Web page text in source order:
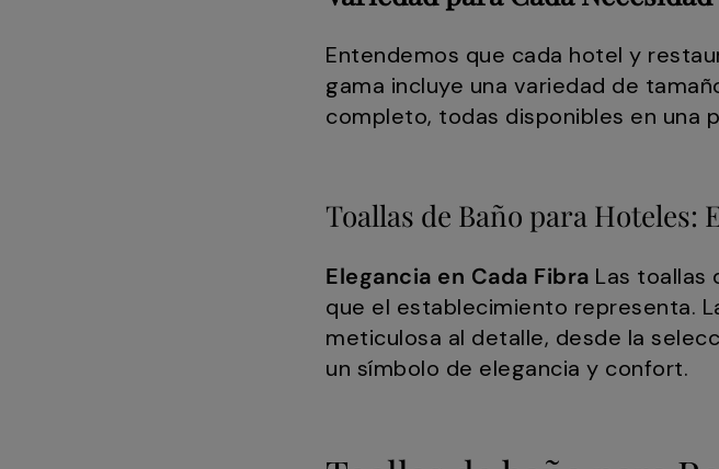
Entendemos que cada hotel y
gama incluye una variedad de
completo, todas disponibles en una
Toallas de Baño para Hoteles:
Elegancia en Cada Fibra Las toallas
que el establecimiento representa.
meticulosa al detalle, desde la
un símbolo de elegancia y confort.